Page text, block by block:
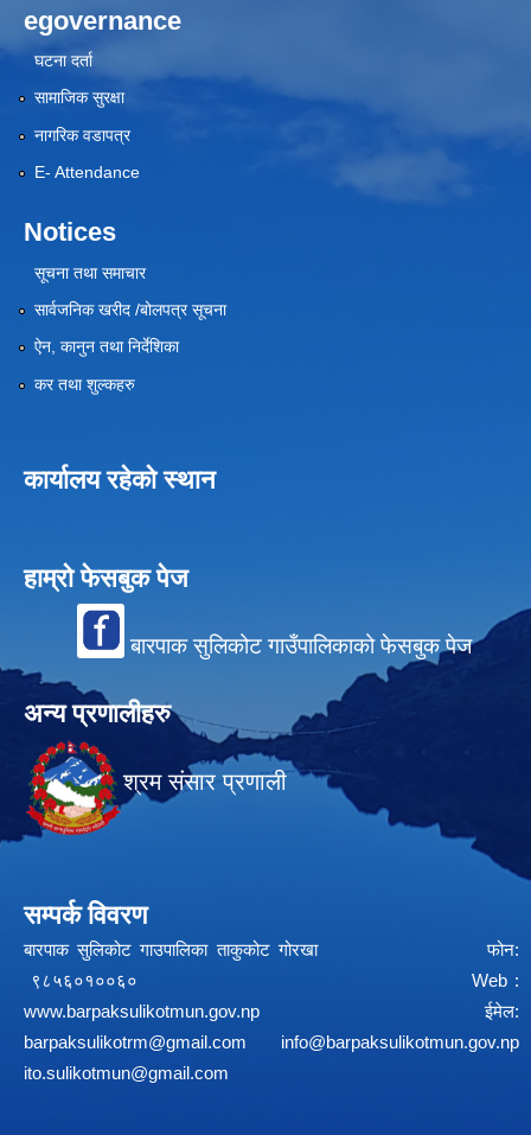
egovernance
घटना दर्ता
सामाजिक सुरक्षा
नागरिक वडापत्र
E- Attendance
Notices
सूचना तथा समाचार
सार्वजनिक खरीद /बोलपत्र सूचना
ऐन, कानुन तथा निर्देशिका
कर तथा शुल्कहरु
कार्यालय रहेको स्थान
हाम्रो फेसबुक पेज
बारपाक सुलिकोट गाउँपालिकाको फेसबुक पेज
अन्य प्रणालीहरु
श्रम संसार प्रणाली
सम्पर्क विवरण
बारपाक सुलिकोट गाउपालिका ताकुकोट गोरखा फोन:
९८५६०१००६० Web :
www.barpaksulikotmun.gov.np
ईमेल:
barpaksulikotrm@gmail.com
info@barpaksulikotmun.gov.np
ito.sulikotmun@gmail.com